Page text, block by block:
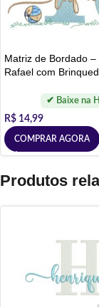
Matriz de Bordado –
Rafael com
R$ 14,99
COMPRAR AGORA
Produtos